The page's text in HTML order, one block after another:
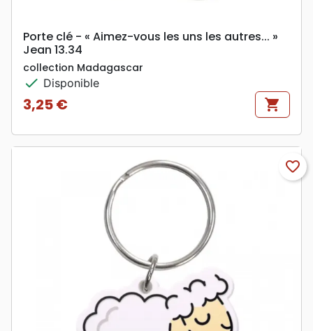
Porte clé - « Aimez-vous les uns les autres... »
Jean 13.34
collection Madagascar
check Disponible
Prix
3,25 € shopping_cart
favorite_border